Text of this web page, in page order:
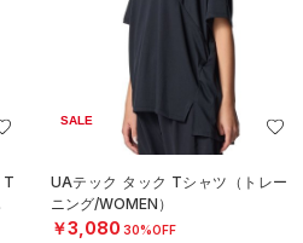
T
SALE
UAテック タック Tシャツ（トレー
ニング/WOMEN）
￥3,080 30%OFF